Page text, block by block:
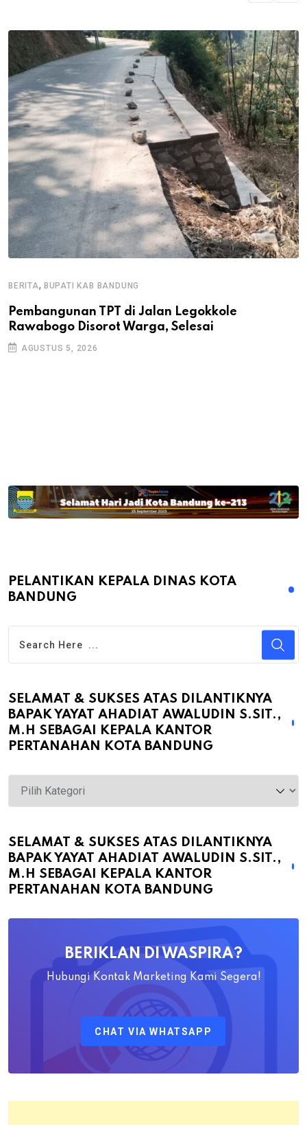
BERITA, BUPATI KAB BANDUNG
Pembangunan TPT di Jalan Legokkole
Rawabogo Disorot Warga, Selesai
AGUSTUS 5, 2026
PELANTIKAN KEPALA DINAS KOTA
BANDUNG
SELAMAT & SUKSES ATAS DILANTIKNYA
BAPAK YAYAT AHADIAT AWALUDIN S.SIT.,
M.H SEBAGAI KEPALA KANTOR
PERTANAHAN KOTA BANDUNG
Selamat
&
atas
Dilantiknya
Bapak
Ahadiat
Pertanahan
Kota
SELAMAT & SUKSES ATAS DILANTIKNYA
BAPAK YAYAT AHADIAT AWALUDIN S.SIT.,
M.H SEBAGAI KEPALA KANTOR
PERTANAHAN KOTA BANDUNG
BERIKLAN DI WASPIRA?
Hubungi Kontak Marketing Kami Segera!
CHAT VIA WHATSAPP